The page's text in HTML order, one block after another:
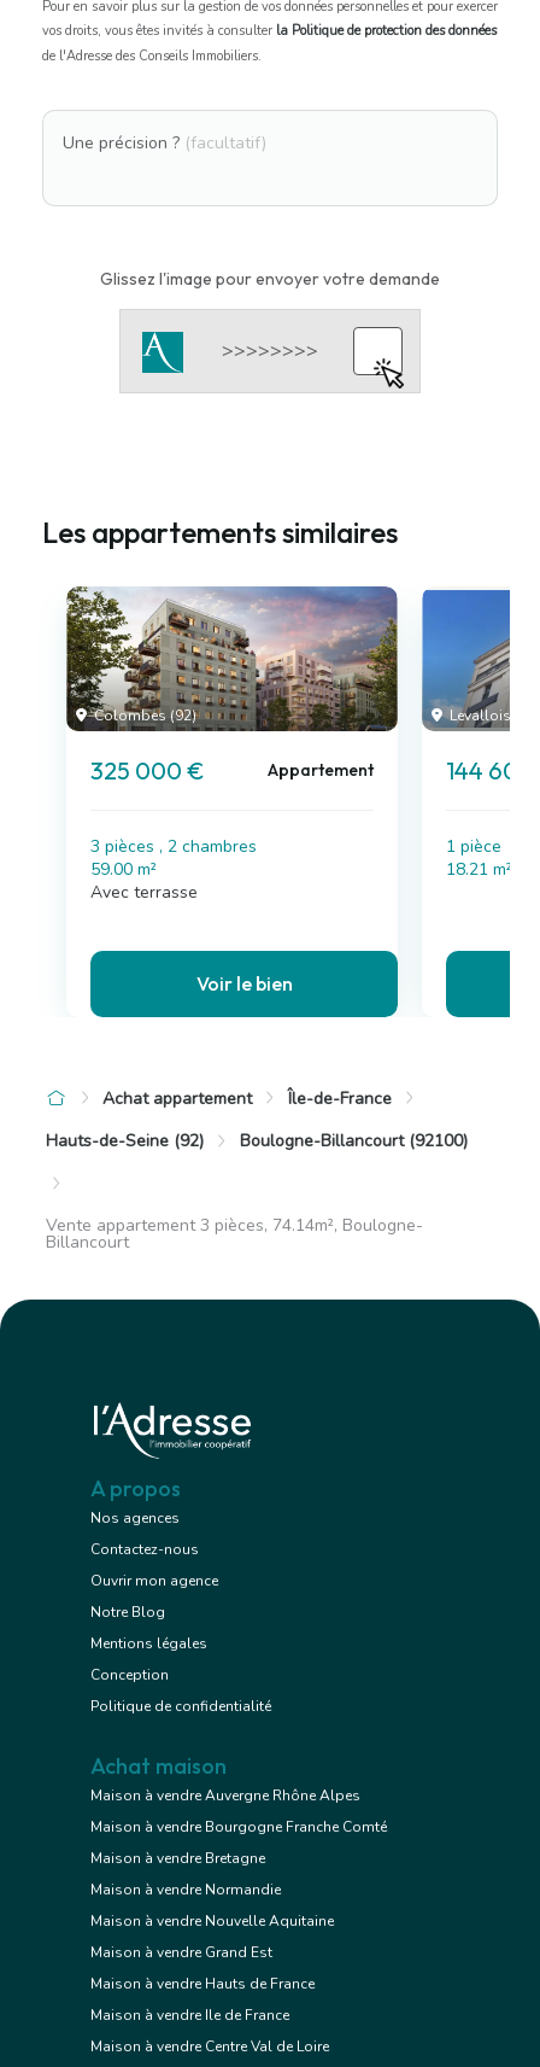
Pour en savoir plus sur la gestion de vos données personnelles et pour exercer
vos droits, vous êtes invités à consulter la Politique de protection des données
de l'Adresse des Conseils Immobiliers.
Une précision ? (facultatif)
Glissez l'image pour envoyer votre demande
Les appartements similaires
Colombes (92)
325 000 € Appartement
3 pièces , 2 chambres
59.00 m²
Avec terrasse
Voir le bien
Levallois-
144
1 pièce
18.21 m²
Achat appartement
Île-de-France
Hauts-de-Seine (92)
Boulogne-Billancourt (92100)
Vente appartement 3 pièces, 74.14m², Boulogne-
Billancourt
A propos
Nos agences
Contactez-nous
Ouvrir mon agence
Notre Blog
Mentions légales
Conception
Politique de confidentialité
Achat maison
Maison à vendre Auvergne Rhône Alpes
Maison à vendre Bourgogne Franche Comté
Maison à vendre Bretagne
Maison à vendre Normandie
Maison à vendre Nouvelle Aquitaine
Maison à vendre Grand Est
Maison à vendre Hauts de France
Maison à vendre Ile de France
Maison à vendre Centre Val de Loire